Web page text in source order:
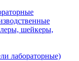
шейкеры,
лабораторные)